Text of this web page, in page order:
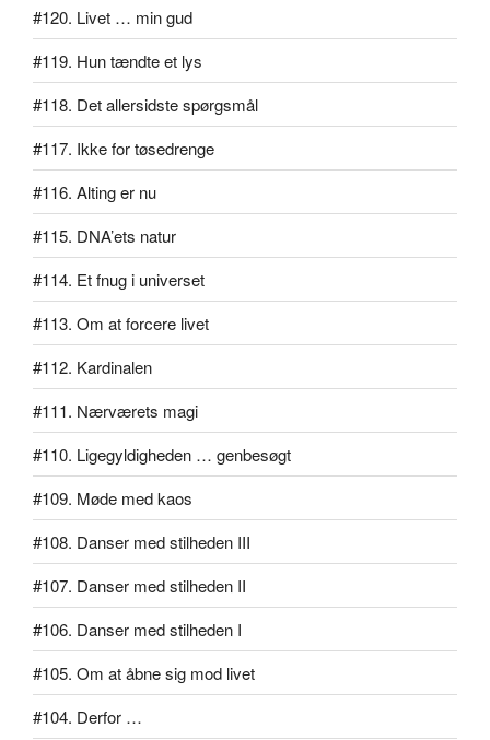
#120. Livet … min gud
#119. Hun tændte et lys
#118. Det allersidste spørgsmål
#117. Ikke for tøsedrenge
#116. Alting er nu
#115. DNA’ets natur
#114. Et fnug i universet
#113. Om at forcere livet
#112. Kardinalen
#111. Nærværets magi
#110. Ligegyldigheden … genbesøgt
#109. Møde med kaos
#108. Danser med stilheden III
#107. Danser med stilheden II
#106. Danser med stilheden I
#105. Om at åbne sig mod livet
#104. Derfor …